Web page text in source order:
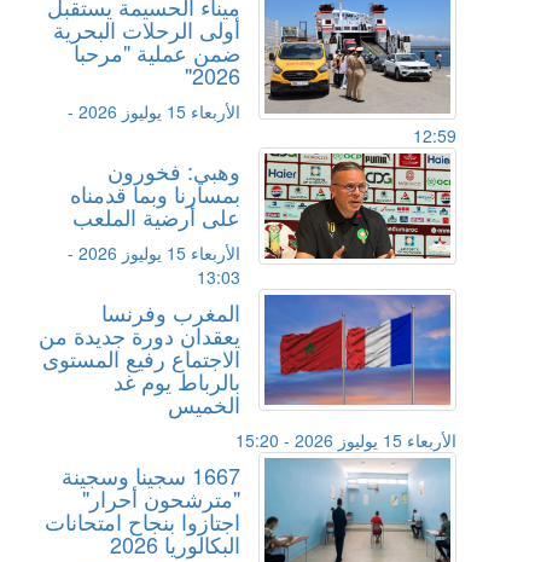
أولى الرحلات البحرية
ضمن عملية "مرحبا
2026"
الأربعاء 15 يوليوز 2026 -
12:59
وهبي: فخورون
بمسارنا وبما قدمناه
على أرضية الملعب
الأربعاء 15 يوليوز 2026 -
13:03
المغرب وفرنسا
يعقدان دورة جديدة من
الاجتماع رفيع المستوى
بالرباط يوم غد
الخميس
الأربعاء 15 يوليوز 2026 - 15:20
1667 سجينا وسجينة
"مترشحون أحرار"
اجتازوا بنجاح امتحانات
البكالوريا 2026